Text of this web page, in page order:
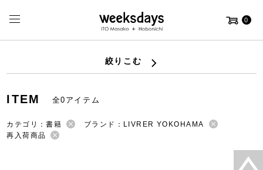
0
絞りこむ
ITEM 全0アイテム
カテゴリ：書籍
ブランド：LIVRER YOKOHAMA
再入荷商品